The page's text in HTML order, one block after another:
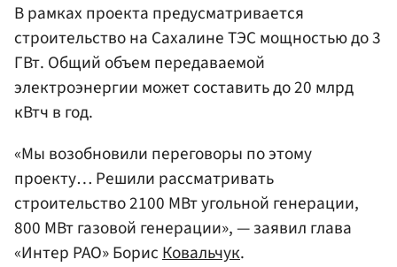
В рамках проекта предусматривается
строительство на Сахалине ТЭС мощностью до 3
ГВт. Общий объем передаваемой
электроэнергии может составить до 20 млрд
кВтч в год.
«Мы возобновили переговоры по этому
проекту… Решили рассматривать
строительство 2100 МВт угольной генерации,
800 МВт газовой генерации», — заявил глава
«Интер РАО» БорисКовальчук.